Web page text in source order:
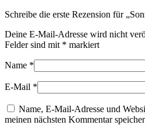
Schreibe die erste Rezension für
Deine E-Mail-Adresse wird nicht
Felder sind mit * markiert
Name *
E-Mail *
Name, E-Mail-Adresse und
meinen nächsten Kommentar